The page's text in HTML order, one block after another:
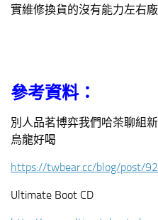
實維修換貨的沒有能力左右
參考資料：
別人品茗博弈我們哈茶聊組
烏龍好喝
https://twbear.cc/blog/post/
Ultimate Boot CD